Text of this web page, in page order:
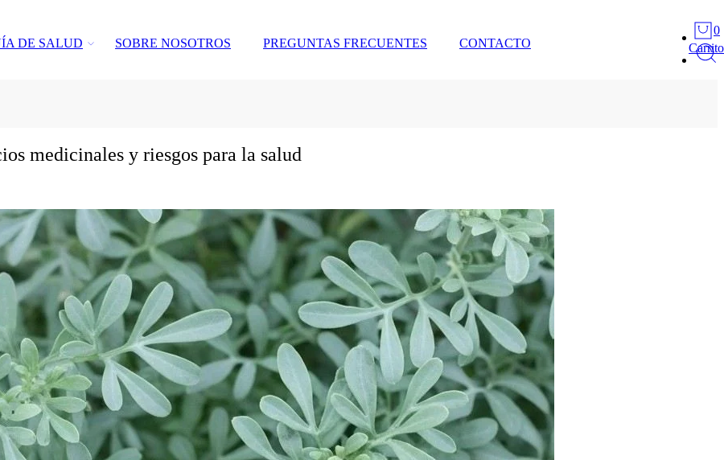
0
Carrito
DE SALUD SOBRE NOSOTROS PREGUNTAS FRECUENTES CONTACTO
medicinales y riesgos para la salud